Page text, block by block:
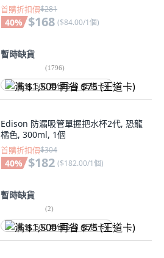
首購折扣價$281
40% $168 ($84.00/1個)
暫時缺貨
(1796)
满 $1,500 再省 $75 (王道卡)
Edison 防漏吸管單握把水杯2代, 恐龍
橘色, 300ml, 1個
首購折扣價$304
40% $182 ($182.00/1個)
暫時缺貨
(2)
满 $1,500 再省 $75 (王道卡)